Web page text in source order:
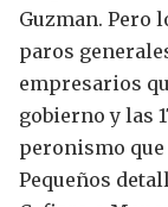
Guzman. Pero
paros
empresarios
gobierno y las
peronismo que
Pequeños